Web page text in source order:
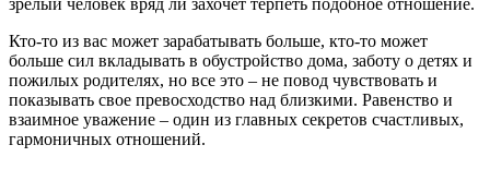
Кто-то из вас может зарабатывать больше, кто-то может
больше сил вкладывать в обустройство дома, заботу о детях и
пожилых родителях, но все это – не повод чувствовать и
показывать свое превосходство над близкими. Равенство и
взаимное уважение – один из главных секретов счастливых,
гармоничных отношений.